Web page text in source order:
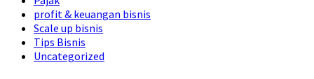
profit & keuangan bisnis
Scale up bisnis
Tips Bisnis
Uncategorized